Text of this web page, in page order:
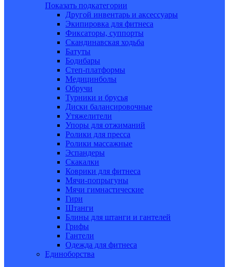
Показать подкатегории
Другой инвентарь и аксессуары
Экипировка для фитнеса
Фиксаторы, суппорты
Скандинавская ходьба
Батуты
Бодибары
Степ-платформы
Медицинболы
Обручи
Турники и брусья
Диски балансировочные
Утяжелители
Упоры для отжиманий
Ролики для пресса
Ролики массажные
Эспандеры
Скакалки
Коврики для фитнеса
Мячи-попрыгуны
Мячи гимнастические
Гири
Штанги
Блины для штанги и гантелей
Грифы
Гантели
Одежда для фитнеса
Единоборства